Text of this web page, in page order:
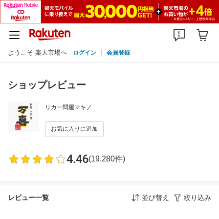
ようこそ 楽天市場へ ログイン 会員登録
ショップレビュー
リカー問屋マキノ
お気に入りに追加
4.46(19,280件)
レビュー一覧 並び替え 絞り込み